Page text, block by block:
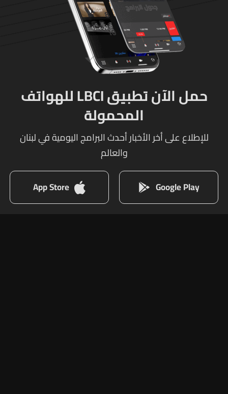
حمل الآن تطبيق LBCI للهواتف
المحمولة
للإطلاع على أخر الأخبار أحدث البرامج اليومية في لبنان
والعالم
Google Play
App Store